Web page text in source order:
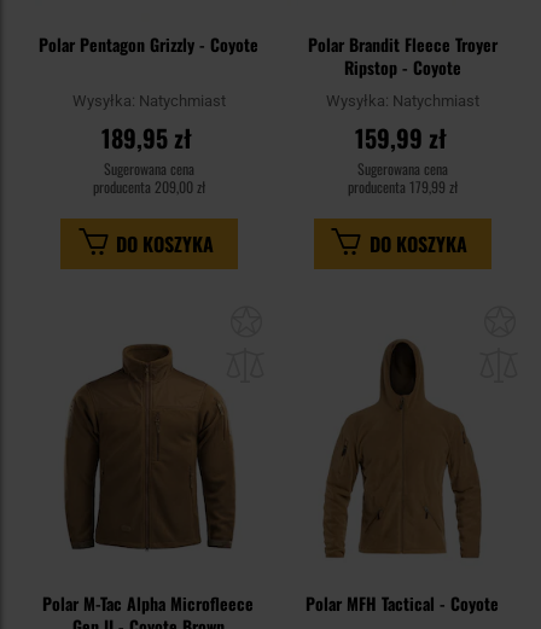
Polar Pentagon Grizzly - Coyote
Wysyłka: Natychmiast
189,95 zł
Sugerowana cena
producenta 209,00 zł
DO KOSZYKA
Polar Brandit Fleece Troyer
Ripstop - Coyote
Wysyłka: Natychmiast
159,99 zł
Sugerowana cena
producenta 179,99 zł
DO KOSZYKA
Polar M-Tac Alpha Microfleece
Polar MFH Tactical - Coyote